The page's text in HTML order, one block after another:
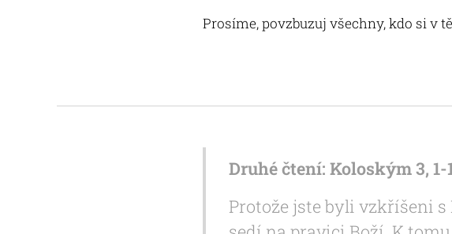
Prosíme, povzbuzuj všechny, kdo si v
Druhé čtení: Koloským 3, 1-
Protože jste byli vzkříšeni